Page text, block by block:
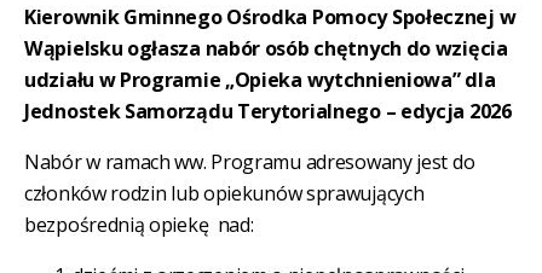
Kierownik Gminnego Ośrodka Pomocy Społecznej w
Wąpielsku ogłasza nabór osób chętnych do wzięcia
udziału w Programie „Opieka wytchnieniowa” dla
Jednostek Samorządu Terytorialnego – edycja 2026
Nabór w ramach ww. Programu adresowany jest do
członków rodzin lub opiekunów sprawujących
bezpośrednią opiekę nad: